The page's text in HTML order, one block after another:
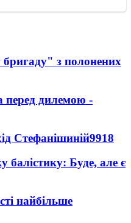
з полонених
перед дилемою -
Стефанішиній9918
балістику: Буде, але є
найбільше